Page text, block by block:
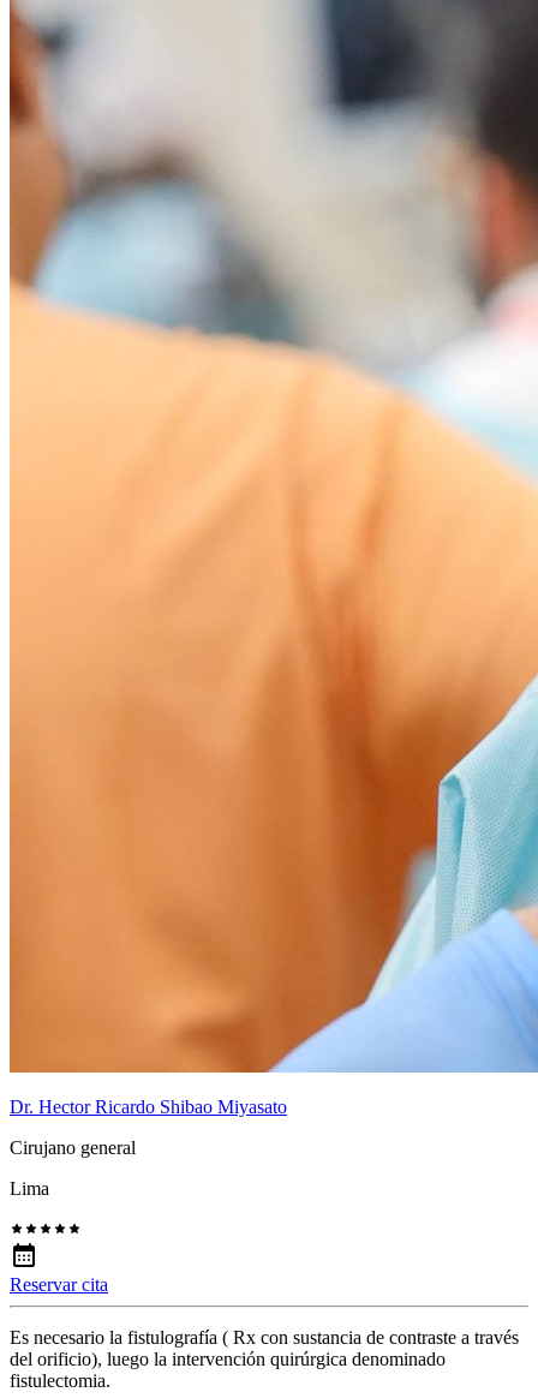
Dr. Hector Ricardo Shibao Miyasato
Cirujano general
Lima
Reservar cita
Es necesario la fistulografía ( Rx con sustancia de contraste a través
del orificio), luego la intervención quirúrgica denominado
fistulectomia.